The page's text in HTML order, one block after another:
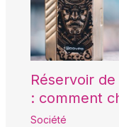
Réservoir
: comment
Société